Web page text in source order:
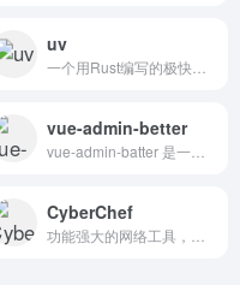
uv
vue-admin-better
CyberChef